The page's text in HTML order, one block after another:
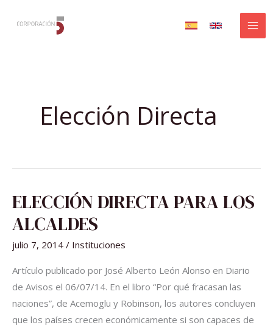
Elección Directa
ELECCIÓN DIRECTA PARA LOS
ALCALDES
julio 7, 2014 / Instituciones
Artículo publicado por José Alberto León Alonso en Diario
de Avisos el 06/07/14. En el libro “Por qué fracasan las
naciones”, de Acemoglu y Robinson, los autores concluyen
que los países crecen económicamente si son capaces de
ELECCIÓN
DIRECTA
PARA
LOS
ALCALDES